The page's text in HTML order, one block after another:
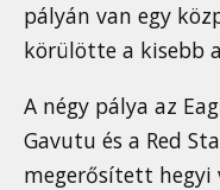
pályán van egy
körülötte a kisebb
A négy pálya az
Gavutu és a Red
megerősített hegyi